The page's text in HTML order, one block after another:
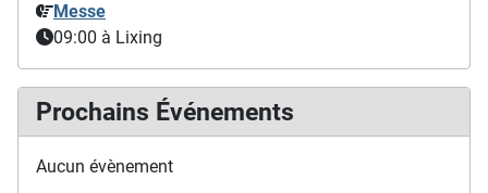
Messe
09:00 à Lixing
Prochains Événements
Aucun évènement